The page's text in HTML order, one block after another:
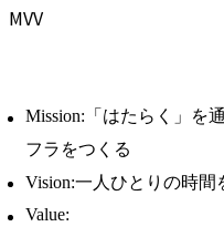
MVV
Mission:「はたらく」を
フラをつくる
Vision:一人ひとりの時間
Value: